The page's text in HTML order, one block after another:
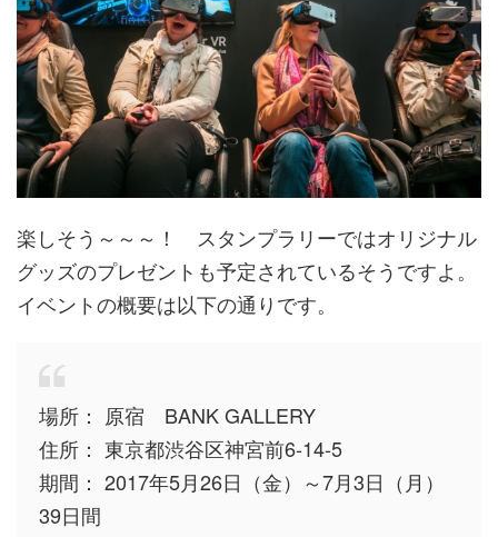
楽しそう～～～！ スタンプラリーではオリジナル
グッズのプレゼントも予定されているそうですよ。
イベントの概要は以下の通りです。
場所： 原宿 BANK GALLERY
住所： 東京都渋谷区神宮前6-14-5
期間： 2017年5月26日（金）～7月3日（月）
39日間